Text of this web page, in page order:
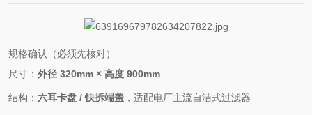
规格确认（必须先核对）
尺寸： 外径 320mm × 高度 900mm
结构： 六耳卡盘 / 快拆端盖 ，适配电厂主流自洁式过滤器